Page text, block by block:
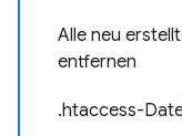
Alle neu
entfernen
.htaccess-